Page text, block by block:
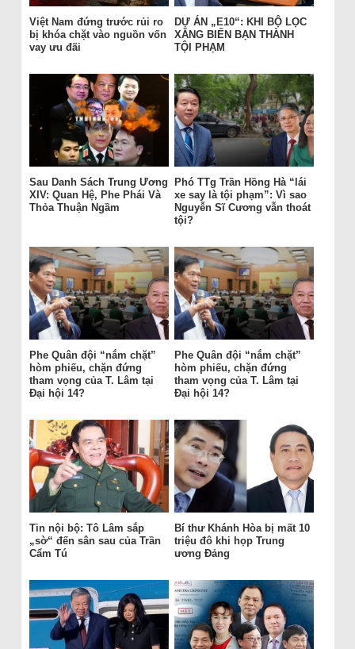
Việt Nam đứng trước rủi ro
bị khóa chặt vào nguồn vốn
vay ưu đãi
DỰ ÁN „E10“: KHI BỘ LỌC
XĂNG BIẾN BẠN THÀNH
TỘI PHẠM
Sau Danh Sách Trung Ương
XIV: Quan Hệ, Phe Phái Và
Thỏa Thuận Ngầm
Phó TTg Trần Hồng Hà “lái
xe say là tội phạm”: Vì sao
Nguyễn Sĩ Cương vẫn thoát
tội?
Phe Quân đội “nắm chặt”
hòm phiếu, chặn đứng
tham vọng của T. Lâm tại
Đại hội 14?
Phe Quân đội “nắm chặt”
hòm phiếu, chặn đứng
tham vọng của T. Lâm tại
Đại hội 14?
Tin nội bộ: Tô Lâm sắp
„sờ“ đến sân sau của Trần
Cẩm Tú
Bí thư Khánh Hòa bị mất 10
triệu đô khi họp Trung
ương Đảng